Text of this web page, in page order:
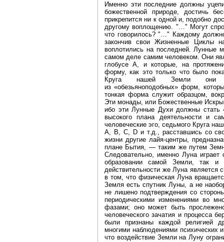
Именно эти последние должны
божественной природе, достичь
прикрепится ни к одной и, подобно
другому воплощению. "…" Могут
что говорилось? "…" Каждому
закончив свои Жизненные Циклы
воплотились на последней. Лунные
самом деле самим человеком. Они
глобусе А, и которые, на
форму, как это только что было
Круга нашей Земли они
из «обезьяноподобных» форм,
тонкая форма служит образцом,
Эти монады, или Божественные
ибо эти Лунные Духи должны
высокого плана деятельности и
человеческие эго, седьмого Круга
А, В, С, D и т.д., расставшись со
жизни другие лайя‑центры,
плане Бытия, — таким же путем
Следовательно, именно Луна
образовании самой Земли, так и
действительности же Луна
в том, что физическая Луна
Земля есть спутник Луны, а не
не лишено подтверждения со
периодическими изменениями во
фазами; оно может быть
человеческого зачатия и процесса
были признаны каждой религией
многими наблюдениями психических
что воздействие Земли на Луну